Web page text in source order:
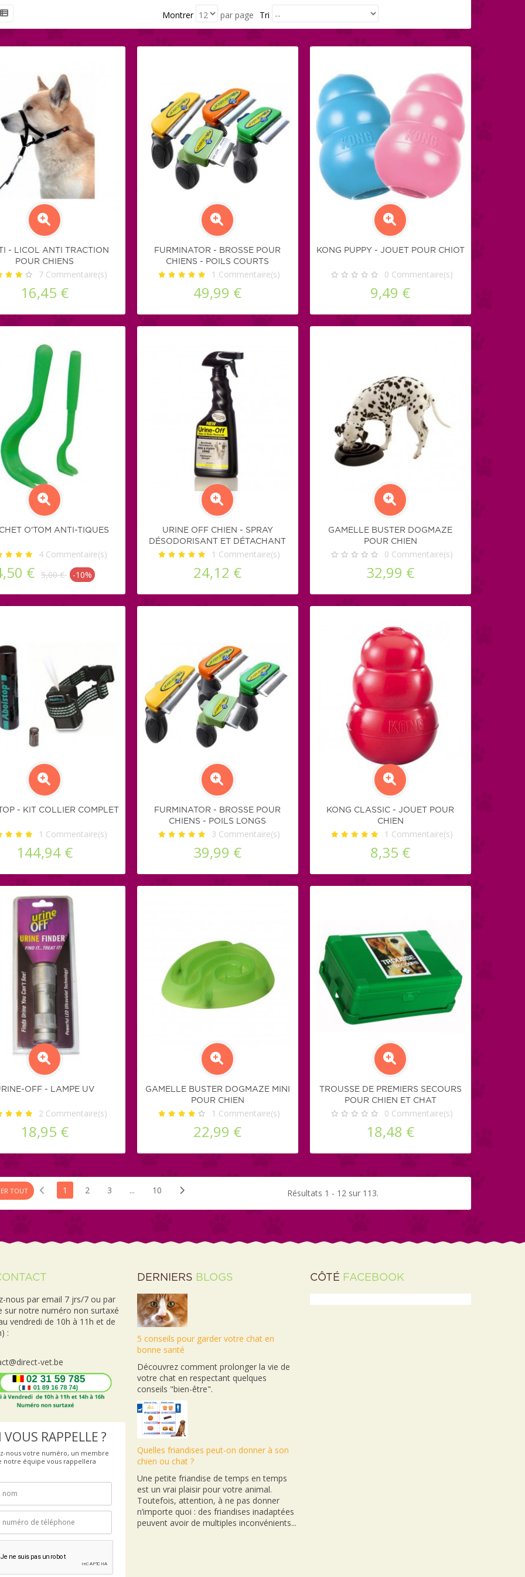
grâce à Direct-
directement livré chez vous
Si vous avez des besoins
spécifiques concernant la
santé de votre animal,
contacter directement !
Tri
Montrer par page
- LICOL ANTI TRACTION
POUR CHIENS
7 Commentaire(s)
16,45 €
FURMINATOR - BROSSE POUR
CHIENS - POILS COURTS
1 Commentaire(s)
49,99 €
KONG PUPPY - JOUET POUR CHIOT
0 Commentaire(s)
9,49 €
O'TOM ANTI-TIQUES
4 Commentaire(s)
€ 5,00 € -10%
URINE OFF CHIEN - SPRAY
DÉSODORISANT ET DÉTACHANT
1 Commentaire(s)
24,12 €
GAMELLE BUSTER DOGMAZE
POUR CHIEN
0 Commentaire(s)
32,99 €
- KIT COLLIER COMPLET
1 Commentaire(s)
144,94 €
FURMINATOR - BROSSE POUR
CHIENS - POILS LONGS
3 Commentaire(s)
39,99 €
KONG CLASSIC - JOUET POUR
CHIEN
1 Commentaire(s)
8,35 €
OFF - LAMPE UV
2 Commentaire(s)
18,95 €
GAMELLE BUSTER DOGMAZE MINI
POUR CHIEN
1 Commentaire(s)
22,99 €
TROUSSE DE PREMIERS SECOURS
POUR CHIEN ET CHAT
0 Commentaire(s)
18,48 €
TOUT 1 2 3 ... 10 Résultats 1 - 12 sur 113.
nous par email 7 jrs/7 ou par
sur notre numéro non surtaxé
vendredi de 10h à 11h et de
:
vet.be
VOUS RAPPELLE ?
nous votre numéro, un membre
notre équipe vous rappellera
DERNIERS BLOGS
5 conseils pour garder votre chat en
bonne santé
Découvrez comment prolonger la vie de
votre chat en respectant quelques
conseils "bien-être".
Quelles friandises peut-on donner à son
chien ou chat ?
Une petite friandise de temps en temps
est un vrai plaisir pour votre animal.
Toutefois, attention, à ne pas donner
n’importe quoi : des friandises inadaptées
peuvent avoir de multiples inconvénients...
CÔTÉ FACEBOOK